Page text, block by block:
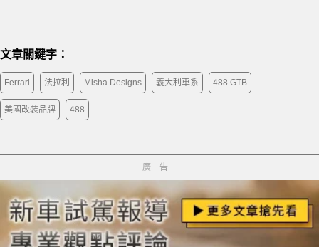
文章關鍵字：
Ferrari 法拉利 Misha Designs 義大利車系 488 GTB
美國改裝品牌 488
廣告